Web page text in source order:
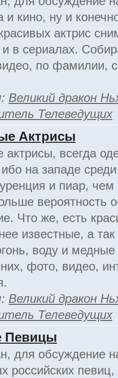
и кино, ну и
актрис
в сериалах.
по фамилии,
Великий дракон
Телеведущих
Актрисы
всегда
на западе среди
и пиар, чем
вероятность
Что же, есть
известные, а
воду и медные
фото, видео,
Великий дракон
Телеведущих
Певицы
для обсуждение
российских